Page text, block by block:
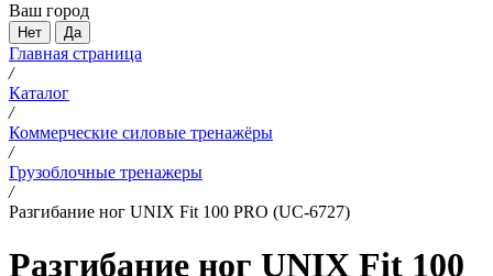
Ваш город
Нет Да
Главная страница
/
Каталог
/
Коммерческие силовые тренажёры
/
Грузоблочные тренажеры
/
Разгибание ног UNIX Fit 100 PRO (UC-6727)
Разгибание ног UNIX Fit 100